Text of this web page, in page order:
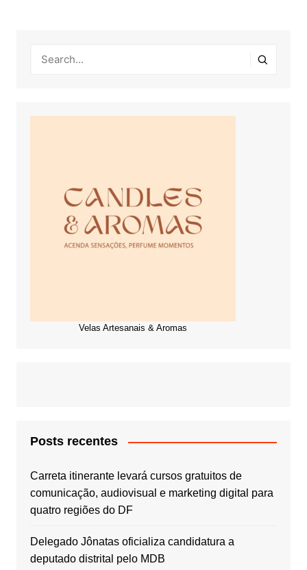
Velas Artesanais & Aromas
Posts recentes
Carreta itinerante levará cursos gratuitos de
comunicação, audiovisual e marketing digital para
quatro regiões do DF
Delegado Jônatas oficializa candidatura a
deputado distrital pelo MDB